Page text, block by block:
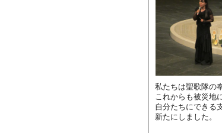
私たちは聖歌隊の
これからも被災地
自分たちにできる
新たにしました。